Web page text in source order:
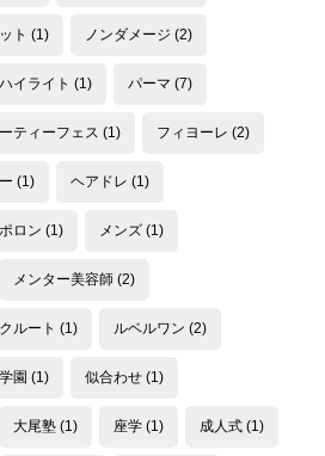
ト (1) ノンダメージ (2)
ハイライト (1) パーマ (7)
ティーフェス (1) フィヨーレ (2)
(1) ヘアドレ (1)
ポロン (1) メンズ (1)
メンター美容師 (2)
ルート (1) ルベルワン (2)
園 (1) 似合わせ (1)
大尾塾 (1) 座学 (1) 成人式 (1)